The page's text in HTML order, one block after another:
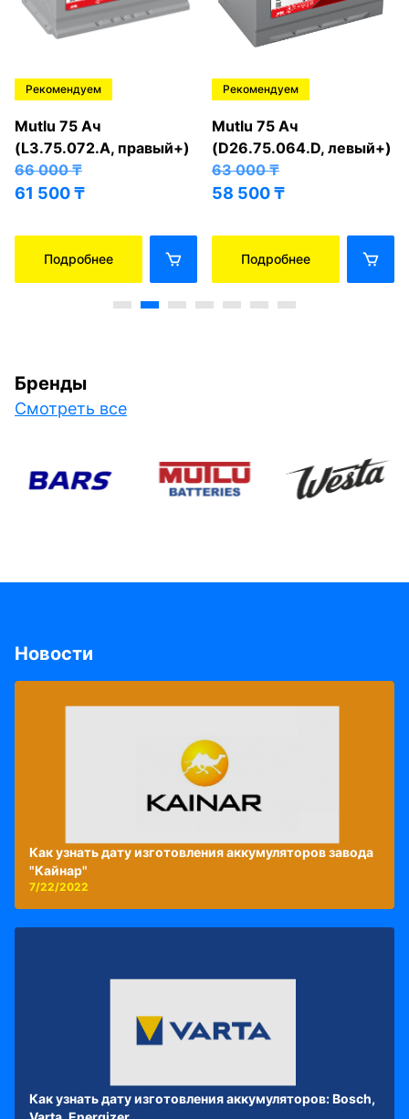
Рекомендуем
Mutlu 75 Ач
(L3.75.072.A, правый+)
66 000₸
61 500₸
Подробнее
Рекомендуем
Mutlu 75 Ач
(D26.75.064.D, левый+)
63 000₸
58 500₸
Подробнее
Бренды
Смотреть все
Новости
Как узнать дату изготовления аккумуляторов завода
"Кайнар"
7/22/2022
Как узнать дату изготовления аккумуляторов: Bosch,